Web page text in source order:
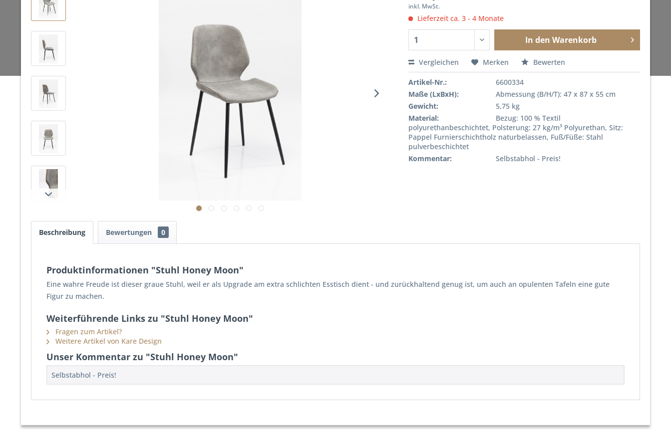
inkl. MwSt.
Lieferzeit ca. 3 - 4 Monate
In den Warenkorb
Vergleichen Merken Bewerten
Artikel-Nr.:
6600334
Maße (LxBxH):
Abmessung (B/H/T): 47 x 87 x 55 cm
Gewicht:
5,75 kg
Material:
Bezug: 100 % Textil
polyurethanbeschichtet, Polsterung: 27 kg/m³ Polyurethan, Sitz:
Pappel Furnierschichtholz naturbelassen, Fuß/Füße: Stahl
pulverbeschichtet
Kommentar:
Selbstabhol - Preis!
Beschreibung Bewertungen 0
Produktinformationen "Stuhl Honey Moon"
Eine wahre Freude ist dieser graue Stuhl, weil er als Upgrade am extra schlichten Esstisch dient - und zurückhaltend genug ist, um auch an opulenten Tafeln eine gute
Figur zu machen.
Weiterführende Links zu "Stuhl Honey Moon"
Fragen zum Artikel?
Weitere Artikel von Kare Design
Unser Kommentar zu "Stuhl Honey Moon"
Selbstabhol - Preis!